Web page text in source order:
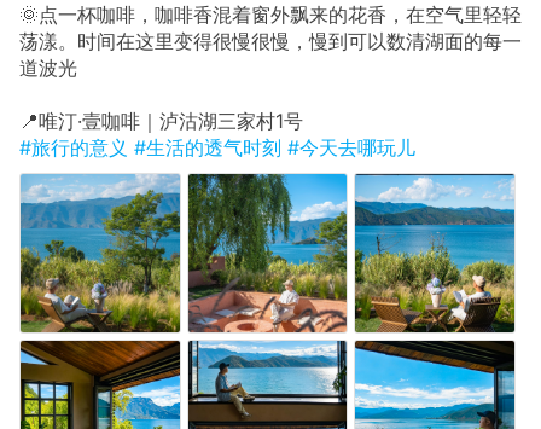
🌞点一杯咖啡，咖啡香混着窗外飘来的花香，在空气里轻轻
荡漾。时间在这里变得很慢很慢，慢到可以数清湖面的每一
道波光
📍唯汀·壹咖啡｜泸沽湖三家村1号
#旅行的意义 #生活的透气时刻 #今天去哪玩儿